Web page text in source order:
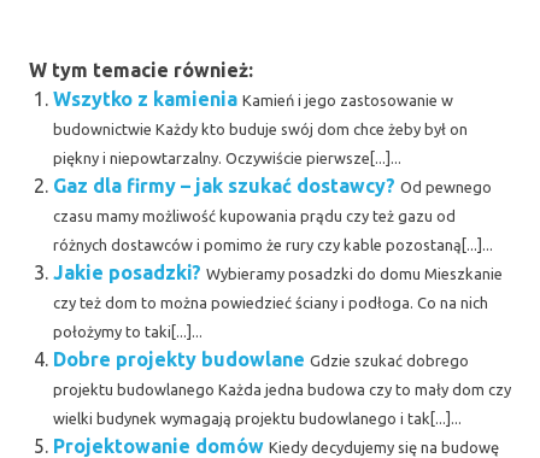
W tym temacie również:
Wszytko z kamienia Kamień i jego zastosowanie w
budownictwie Każdy kto buduje swój dom chce żeby był on
piękny i niepowtarzalny. Oczywiście pierwsze[...]...
Gaz dla firmy – jak szukać dostawcy? Od pewnego
czasu mamy możliwość kupowania prądu czy też gazu od
różnych dostawców i pomimo że rury czy kable pozostaną[...]...
Jakie posadzki? Wybieramy posadzki do domu Mieszkanie
czy też dom to można powiedzieć ściany i podłoga. Co na nich
położymy to taki[...]...
Dobre projekty budowlane Gdzie szukać dobrego
projektu budowlanego Każda jedna budowa czy to mały dom czy
wielki budynek wymagają projektu budowlanego i tak[...]...
Projektowanie domów Kiedy decydujemy się na budowę